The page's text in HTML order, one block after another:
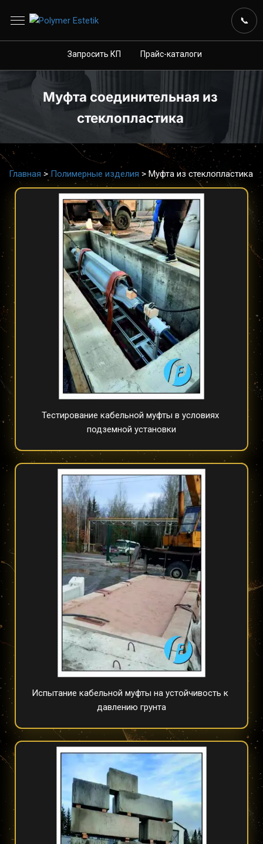
📞
Запросить КП Прайс-каталоги
Муфта соединительная из
стеклопластика
Главная >Полимерные изделия >Муфта из стеклопластика
Тестирование кабельной муфты в условиях
подземной установки
Испытание кабельной муфты на устойчивость к
давлению грунта